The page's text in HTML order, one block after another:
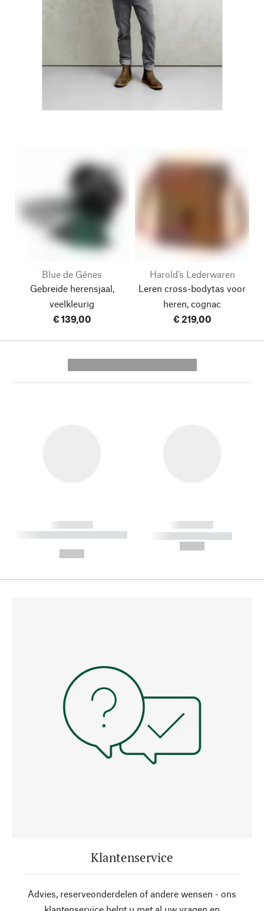
Blue de Gênes
Gebreide herensjaal,
veelkleurig
€ 139,00
Harold’s Lederwaren
Leren cross-bodytas voor
heren, cognac
€ 219,00
------------
----------- ----------- --------
------------
----------- -----------
Klantenservice
Advies, reserveonderdelen of andere wensen - ons